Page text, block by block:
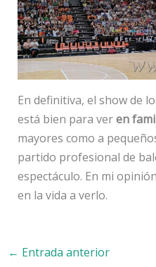
En definitiva, el show de
está bien para veren
mayores como a
partido profesional de
espectáculo. En mi
en la vida a verlo.
← Entrada anterior